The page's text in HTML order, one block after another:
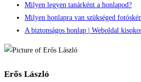
Milyen legyen tanárként a honlapod?
Milyen honlapra van szükséged
A biztonságos honlap | Weboldal
Erős László